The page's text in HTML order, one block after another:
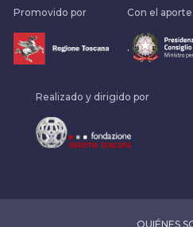
Promovido por Con el
.
Realizado y dirigido por
QUIÉNES